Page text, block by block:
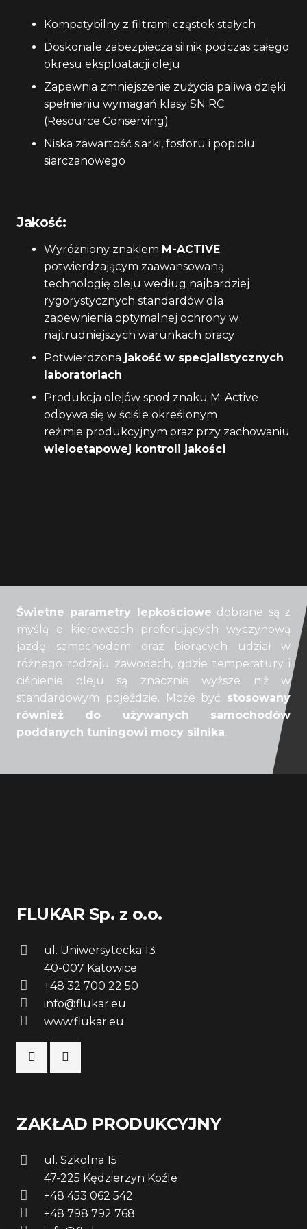
Kompatybilny z filtrami cząstek stałych
Doskonale zabezpiecza silnik podczas całego
okresu eksploatacji oleju
Zapewnia zmniejszenie zużycia paliwa dzięki
spełnieniu wymagań klasy SN RC
(Resource Conserving)
Niska zawartość siarki, fosforu i popiołu
siarczanowego
Jakość:
Wyróżniony znakiem M-ACTIVE
potwierdzającym zaawansowaną
technologię oleju według najbardziej
rygorystycznych standardów dla
zapewnienia optymalnej ochrony w
najtrudniejszych warunkach pracy
Potwierdzona jakość w specjalistycznych
laboratoriach
Produkcja olejów spod znaku M-Active
odbywa się w ściśle określonym
reżimie produkcyjnym oraz przy zachowaniu
wieloetapowej kontroli jakości
Świetne parametry lepkościowe dobrane są z
myślą o kierowcach preferujących wyczynową
jazdę samochodem oraz biorących udział w
różnego rodzaju zawodach, gdzie temperatury i
ciśnienie oleju są znacznie wyższe niż w
standardowym pojeździe. Może być stosowany
również do używanych samochodów
poddanych tuningowi mocy silnika.
FLUKAR Sp. z o.o.
ul. Uniwersytecka 13
40-007 Katowice
+48 32 700 22 50
info@flukar.eu
www.flukar.eu
ZAKŁAD PRODUKCYJNY
ul. Szkolna 15
47-225 Kędzierzyn Koźle
+48 453 062 542
+48 798 792 768